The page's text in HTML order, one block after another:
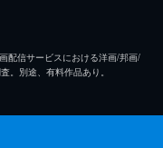
配信サービスにおける洋画/邦画/
。別途、有料作品あり。